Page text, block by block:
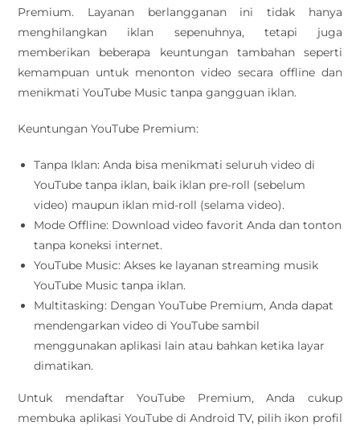
Premium. Layanan berlangganan ini tidak hanya
menghilangkan iklan sepenuhnya, tetapi juga
memberikan beberapa keuntungan tambahan seperti
kemampuan untuk menonton video secara offline dan
menikmati YouTube Music tanpa gangguan iklan.
Keuntungan YouTube Premium:
Tanpa Iklan: Anda bisa menikmati seluruh video di
YouTube tanpa iklan, baik iklan pre-roll (sebelum
video) maupun iklan mid-roll (selama video).
Mode Offline: Download video favorit Anda dan tonton
tanpa koneksi internet.
YouTube Music: Akses ke layanan streaming musik
YouTube Music tanpa iklan.
Multitasking: Dengan YouTube Premium, Anda dapat
mendengarkan video di YouTube sambil
menggunakan aplikasi lain atau bahkan ketika layar
dimatikan.
Untuk mendaftar YouTube Premium, Anda cukup
membuka aplikasi YouTube di Android TV, pilih ikon profil